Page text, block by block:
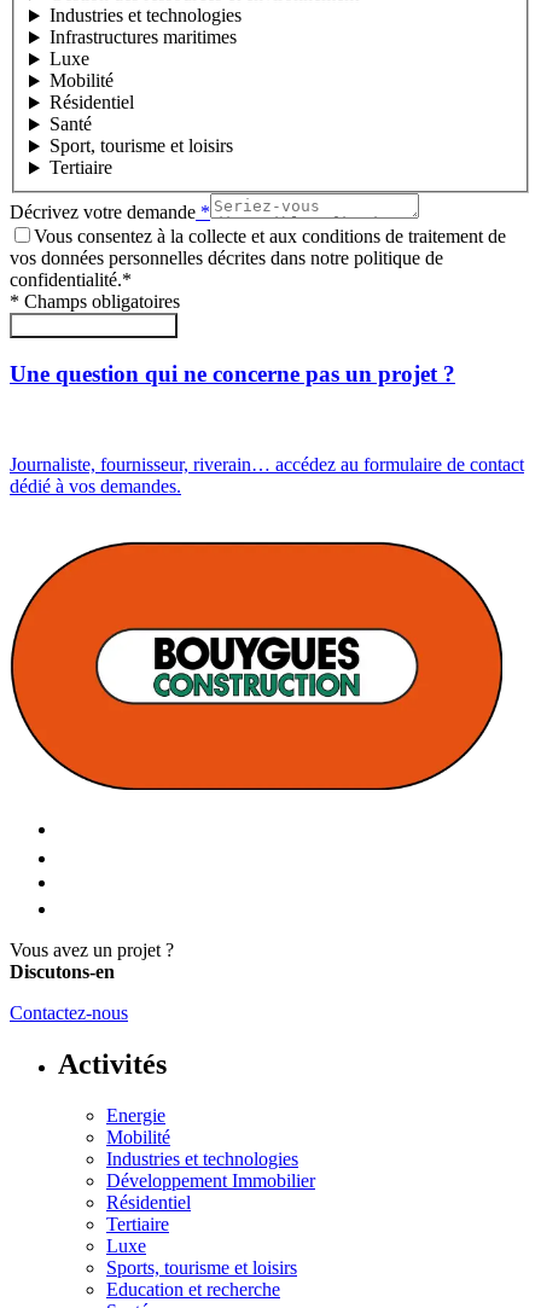
Industries et technologies
Infrastructures maritimes
Luxe
Mobilité
Résidentiel
Santé
Sport, tourisme et loisirs
Tertiaire
Décrivez votre demande *
Vous consentez à la collecte et aux conditions de traitement de
vos données personnelles décrites dans notre politique de
confidentialité.*
* Champs obligatoires
Une question qui ne concerne pas un projet ?
Journaliste, fournisseur, riverain… accédez au formulaire de contact
dédié à vos demandes.
Vous avez un projet ?
Discutons-en
Contactez-nous
Activités
Energie
Mobilité
Industries et technologies
Développement Immobilier
Résidentiel
Tertiaire
Luxe
Sports, tourisme et loisirs
Education et recherche